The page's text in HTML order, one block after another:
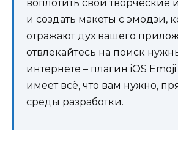
воплотить свои творческие
и создать макеты с эмодзи,
отражают дух вашего
отвлекайтесь на поиск
интернете – плагин iOS
имеет всё, что вам нужно,
среды разработки.